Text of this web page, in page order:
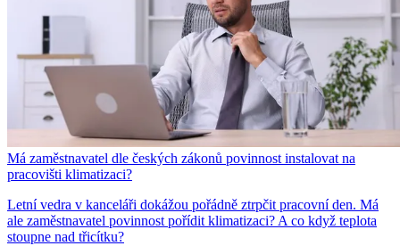
Má zaměstnavatel dle českých zákonů povinnost instalovat na
pracovišti klimatizaci?
Letní vedra v kanceláři dokážou pořádně ztrpčit pracovní den. Má
ale zaměstnavatel povinnost pořídit klimatizaci? A co když teplota
stoupne nad třicítku?